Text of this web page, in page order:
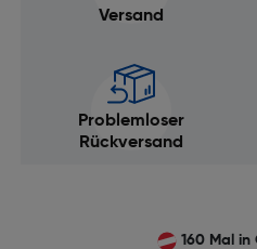
Versand
Problemloser
Rückversand
160 Mal in